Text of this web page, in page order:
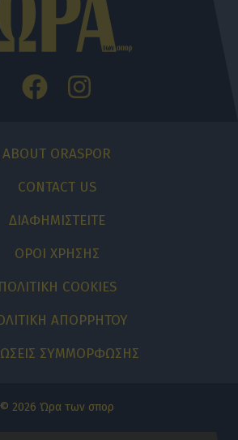
ABOUT ORASPOR
CONTACT US
ΔΙΑΦΗΜΙΣΤΕΙΤΕ
ΟΡΟΙ ΧΡΗΣΗΣ
ΠΟΛΙΤΙΚΗ COOKIES
ΑΠΟΡΡΗΤΟΥ
ΣΥΜΜΟΡΦΩΣΗΣ
© 2026 Ώρα των σπορ